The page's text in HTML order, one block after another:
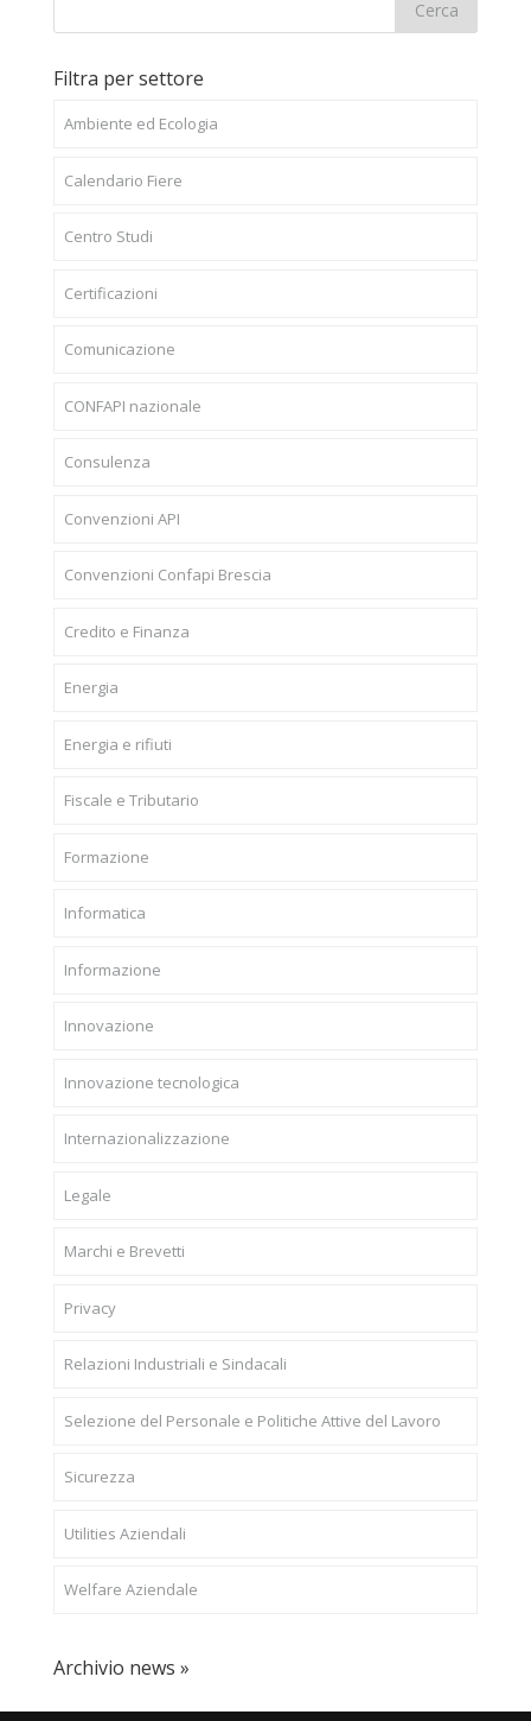
Filtra per settore
Ambiente ed Ecologia
Calendario Fiere
Centro Studi
Certificazioni
Comunicazione
CONFAPI nazionale
Consulenza
Convenzioni API
Convenzioni Confapi Brescia
Credito e Finanza
Energia
Energia e rifiuti
Fiscale e Tributario
Formazione
Informatica
Informazione
Innovazione
Innovazione tecnologica
Internazionalizzazione
Legale
Marchi e Brevetti
Privacy
Relazioni Industriali e Sindacali
Selezione del Personale e Politiche Attive del Lavoro
Sicurezza
Utilities Aziendali
Welfare Aziendale
Archivio news »